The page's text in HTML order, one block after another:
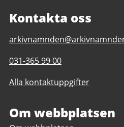
Kontakta oss
E-
till
Regionarkivet
Telefonnummer
Regionarkivet
031-365 99 00
Alla kontaktuppgifter
Om webbplatsen